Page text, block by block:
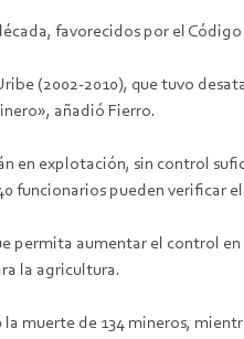
favorecidos por el
(2002-2010), que tuvo
añadió Fierro.
en explotación, sin control
funcionarios pueden verificar
permita aumentar el control
la agricultura.
muerte de 134 mineros,